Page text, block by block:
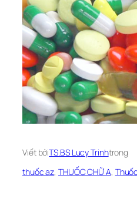
Viết bởiTS.BS Lucy Trinhtrong
thuốc az, THUỐC CHỮ A,